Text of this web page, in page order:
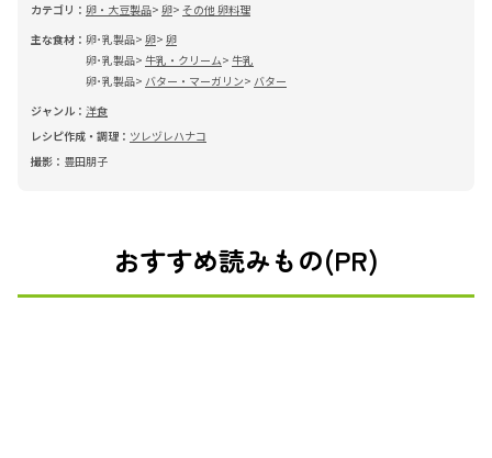
カテゴリ： 卵・大豆製品 卵 その他 卵料理
主な食材： 卵･乳製品 卵 卵
卵･乳製品 牛乳・クリーム 牛乳
卵･乳製品
バター・マーガリン
バター
ジャンル： 洋食
レシピ作成・調理： ツレヅレハナコ
撮影： 豊田朋子
おすすめ読みもの(PR)